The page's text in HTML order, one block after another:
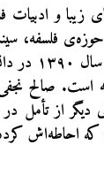
هنرهای زیبا و
را در حوزه‌ی
آغاز کرده است و در حال حاضر
است. صالح
فیلم به ‌مثابه‌ی فلسفه ، ۱۳۹۶ و عشق در سینما، ۱۳۹۷،
که احاطه‌اش